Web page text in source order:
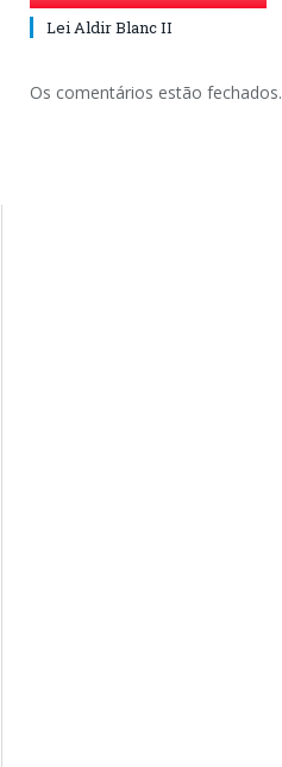
Lei Aldir Blanc II
Os comentários estão fechados.